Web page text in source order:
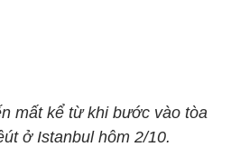
mất kể từ khi bước vào tòa
ở Istanbul hôm 2/10.